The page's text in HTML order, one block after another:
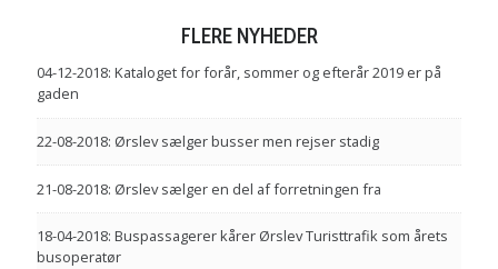
FLERE NYHEDER
04-12-2018: Kataloget for forår, sommer og efterår 2019 er på
gaden
22-08-2018: Ørslev sælger busser men rejser stadig
21-08-2018: Ørslev sælger en del af forretningen fra
18-04-2018: Buspassagerer kårer Ørslev Turisttrafik som årets
busoperatør